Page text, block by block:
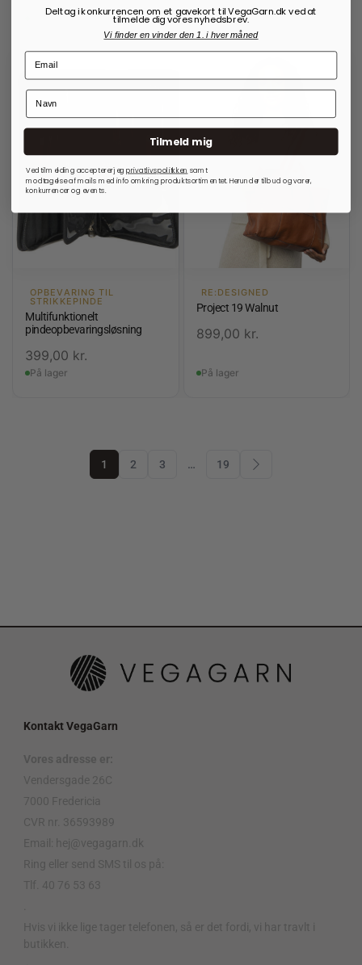
På lager På lager
OPBEVARING TIL
STRIKKEPINDE
Multifunktionelt
pindeopbevaringsløsning
399,00 kr.
På lager
RE:DESIGNED
Project 19 Walnut
899,00 kr.
På lager
1 2 3 … 19
Kontakt VegaGarn
Vores adresse er:
Vendersgade 26C
7000 Fredericia
CVR nr. 36593989
Email: hej@vegagarn.dk
Ring eller send SMS til os på:
Tlf. 40 76 53 63
Hvis vi ikke lige tager telefonen, så er det fordi, vi har travlt i
butikken.
Deltag i konkurrencen om et gavekort til VegaGarn.dk ved at
tilmelde dig vores nyhedsbrev.
Vi finder en vinder den 1. i hver måned
Tilmeld mig
Ved tilmelding accepterer jegprivatlivspolitkken samt
modtagelse af mails med info omkring produktsortimentet. Herunder tilbud og varer,
konkurrencer og events.